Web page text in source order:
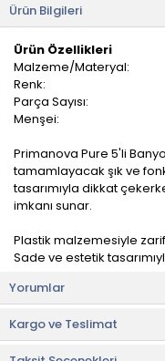
Ürün Bilgileri
Ürün Özellikleri
Malzeme/Materyal:
Renk:
Parça Sayısı:
Menşei:
Primanova Pure 5'li
tamamlayacak şık ve
tasarımıyla dikkat
imkanı sunar.
Plastik malzemesiyle
Sade ve estetik
Ürün İçeriği
• Çöp kovası: 28x22x26,5
• Tuvalet fırçası: 32x11x21
Yorumlar
Kargo ve Teslimat